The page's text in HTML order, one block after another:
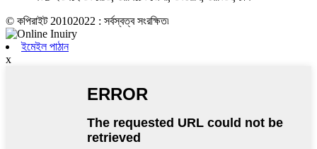
© কপিরাইট 20102022 : সর্বস্বত্ব সংরক্ষিত৷
ইমেইল পাঠান
x